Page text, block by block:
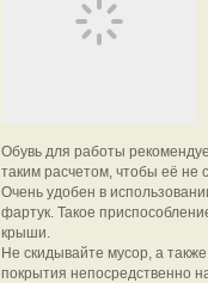
Обувь для работы
таким расчетом, чтобы её не
Очень удобен в
фартук. Такое
крыши.
Не скидывайте мусор, а
покрытия непосредственно